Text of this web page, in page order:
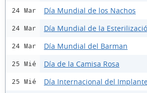
24 Mar Día Mundial de los Nachos
24 Mar Día Mundial de la
24 Mar Día Mundial del Barman
25 Mié Día de la Camisa Rosa
25 Mié Día Internacional del